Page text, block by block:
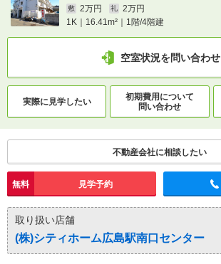
敷 2万円 礼
2万円
1K｜16.41m²｜1階/4階建
空室状況を問い合わせ
実際に見学したい
初期費用について
問い合わせ
不動産会社に相談したい
無料 見学予約
取り扱い店舗
(株)シティホーム広島駅南口センター